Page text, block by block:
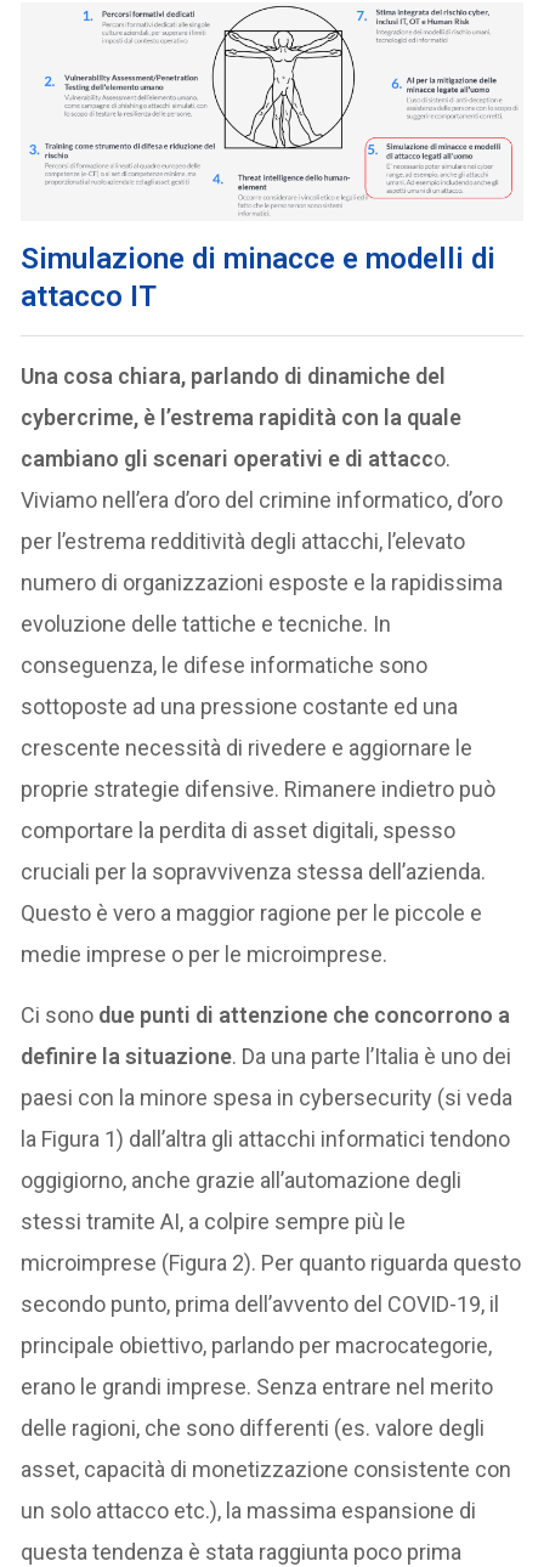
Simulazione di minacce e modelli di
attacco IT
Una cosa chiara, parlando di dinamiche del
cybercrime, è l’estrema rapidità con la quale
cambiano gli scenari operativi e di attacco.
Viviamo nell’era d’oro del crimine informatico, d’oro
per l’estrema redditività degli attacchi, l’elevato
numero di organizzazioni esposte e la rapidissima
evoluzione delle tattiche e tecniche. In
conseguenza, le difese informatiche sono
sottoposte ad una pressione costante ed una
crescente necessità di rivedere e aggiornare le
proprie strategie difensive. Rimanere indietro può
comportare la perdita di asset digitali, spesso
cruciali per la sopravvivenza stessa dell’azienda.
Questo è vero a maggior ragione per le piccole e
medie imprese o per le microimprese.
Ci sono due punti di attenzione che concorrono a
definire la situazione. Da una parte l’Italia è uno dei
paesi con la minore spesa in cybersecurity (si veda
la Figura 1) dall’altra gli attacchi informatici tendono
oggigiorno, anche grazie all’automazione degli
stessi tramite AI, a colpire sempre più le
microimprese (Figura 2). Per quanto riguarda questo
secondo punto, prima dell’avvento del COVID-19, il
principale obiettivo, parlando per macrocategorie,
erano le grandi imprese. Senza entrare nel merito
delle ragioni, che sono differenti (es. valore degli
asset, capacità di monetizzazione consistente con
un solo attacco etc.), la massima espansione di
questa tendenza è stata raggiunta poco prima